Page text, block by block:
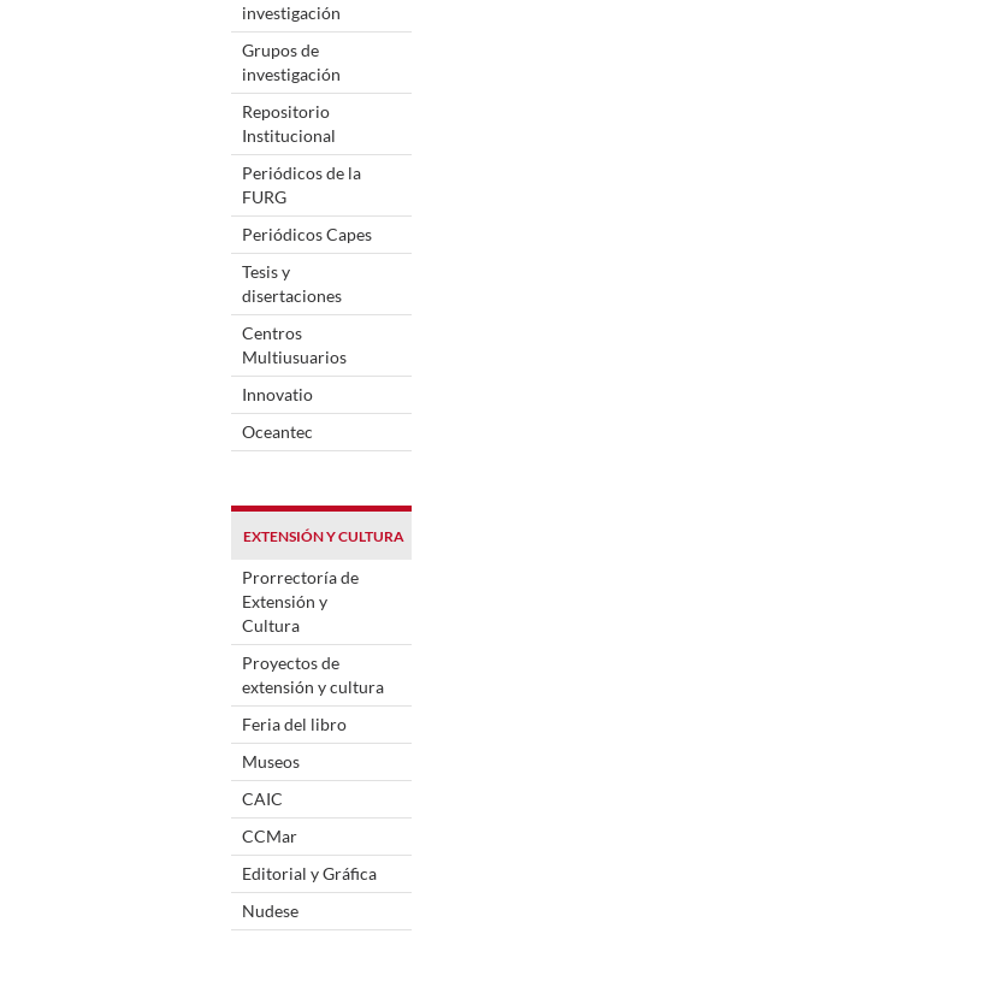
investigación
Grupos de
investigación
Repositorio
Institucional
Periódicos de la
FURG
Periódicos Capes
Tesis y
disertaciones
Centros
Multiusuarios
Innovatio
Oceantec
EXTENSIÓN Y CULTURA
Prorrectoría de
Extensión y
Cultura
Proyectos de
extensión y cultura
Feria del libro
Museos
CAIC
CCMar
Editorial y Gráfica
Nudese